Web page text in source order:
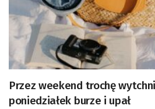
Przez weekend trochę
poniedziałek burze i upał